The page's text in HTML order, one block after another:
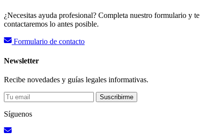
¿Necesitas ayuda profesional? Completa nuestro formulario y te
contactaremos lo antes posible.
Formulario de contacto
Newsletter
Recibe novedades y guías legales informativas.
Suscribirme
Síguenos